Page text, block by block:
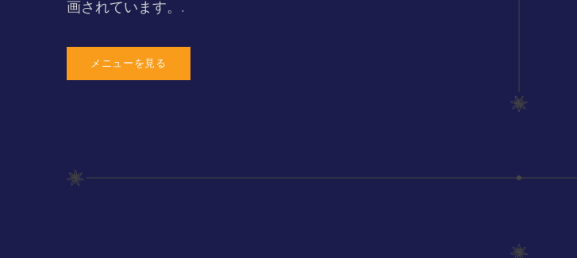
画されています。.
メニューを見る